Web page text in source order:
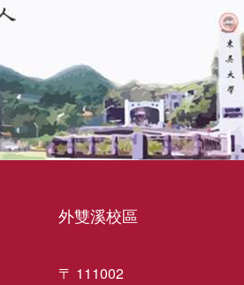
外雙溪校區
〒 111002